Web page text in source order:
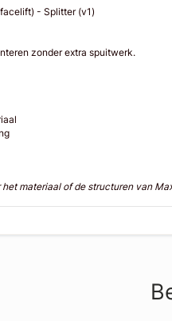
- Splitter (v1)
zonder extra spuitwerk.
het materiaal of de structuren van